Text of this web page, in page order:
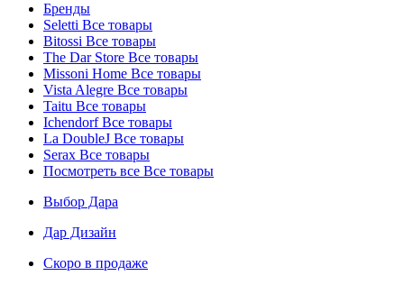
Бренды
Seletti Все товары
Bitossi Все товары
The Dar Store Все товары
Missoni Home Все товары
Vista Alegre Все товары
Taitu Все товары
IchendorfВсе товары
La DoubleJ Все товары
Serax Все товары
Посмотреть все Все товары
Выбор Дара
Дар Дизайн
Скоро в продаже